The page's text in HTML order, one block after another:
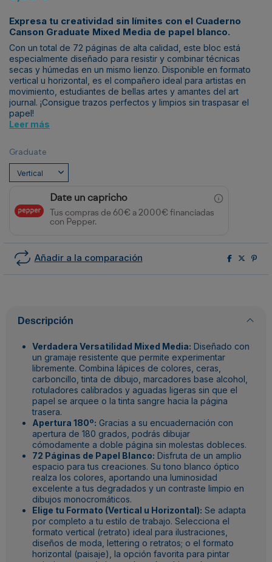
Expresa tu creatividad sin límites con el Cuaderno
Canson Graduate Mixed Media de papel blanco.
Con un total de 72 páginas de alta calidad, este bloc está
especialmente diseñado para resistir y combinar técnicas
secas y húmedas en un mismo lienzo. Disponible en formato
vertical u horizontal, es el compañero ideal para artistas en
movimiento, estudiantes de bellas artes y amantes del art
journal. ¡Consigue trazos perfectos y limpios sin traspasar el
papel!
Leer más
Graduate
Date un capricho
Tus compras de 60€ a 2000€ financiadas
con Pepper.
Añadir a la comparación
Descripción
Verdadera Versatilidad Mixed Media: Diseñado con
un gramaje resistente que permite experimentar
libremente. Combina lápices de colores, ceras,
carboncillo, tinta de dibujo, marcadores base alcohol,
rotuladores calibrados y aguadas ligeras sin que el
papel se arquee o la tinta sangre hacia la página
trasera.
Apertura 180º: Gracias a su encuadernación con
apertura de 180 grados, podrás dibujar
cómodamente a doble página sin molestas dobleces.
72 Páginas de Papel Blanco: Disfruta de un amplio
espacio para tus creaciones. Su tono blanco óptico
realza los colores, aportando una luminosidad
excelente a tus degradados y un contraste limpio en
dibujos monocromáticos.
Elige tu Formato (Vertical u Horizontal): Se adapta
por completo a tu estilo de trabajo. Selecciona el
formato vertical (retrato) ideal para ilustraciones,
diseños de moda, lettering o retratos; o el formato
horizontal (paisaje), la opción favorita para pintar